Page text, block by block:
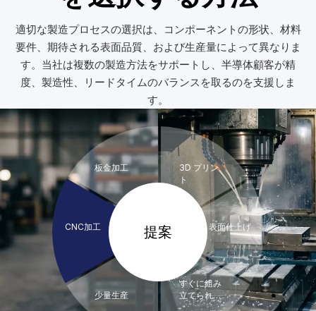
適切な製造プロセスの選択は、コンポーネントの形状、材料
要件、期待される表面品質、および生産量によって異なりま
す。当社は複数の製造方法をサポートし、半導体顧客が精
度、製造性、リードタイムの​​バランスを取るのを支援しま
す。
提案
CNC加工
板金加工
3D プリン
ト
表面仕上げ
すぐに組み
立てられる
製造
少量生産